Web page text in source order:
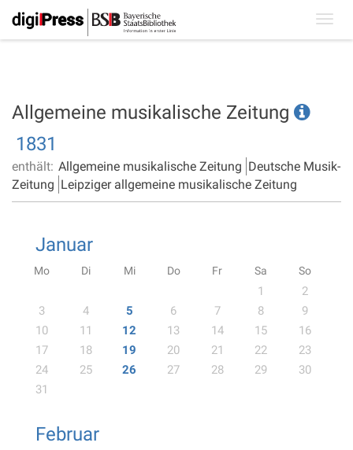
Allgemeine musikalische Zeitung
1831
enthält: Allgemeine musikalische Zeitung Deutsche Musik-
Zeitung Leipziger allgemeine musikalische Zeitung
Januar
Mo Di Mi Do Fr Sa So
1
2
3
4 5 6 7 8
9
10
11 12 13 14 15
16
17
18 19 20 21 22
23
24
25 26 27 28 29
30
31
Februar